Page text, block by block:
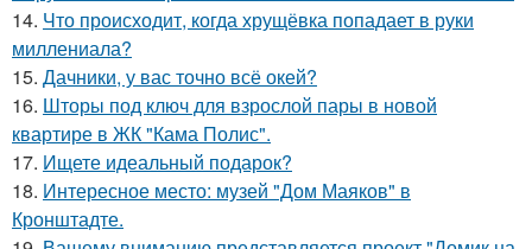
14. Что происходит, когда хрущёвка попадает в руки
миллениала?
15. Дачники, у вас точно всё окей?
16. Шторы под ключ для взрослой пары в новой
квартире в ЖК "Кама Полис".
17. Ищете идеальный подарок?
18. Интересное место: музей "Дом Маяков" в
Кронштадте.